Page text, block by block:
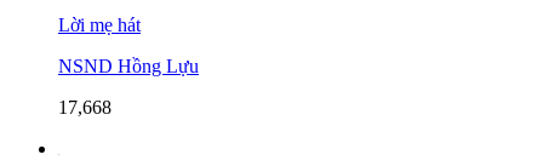
Lời mẹ hát
NSND Hồng Lựu
17,668